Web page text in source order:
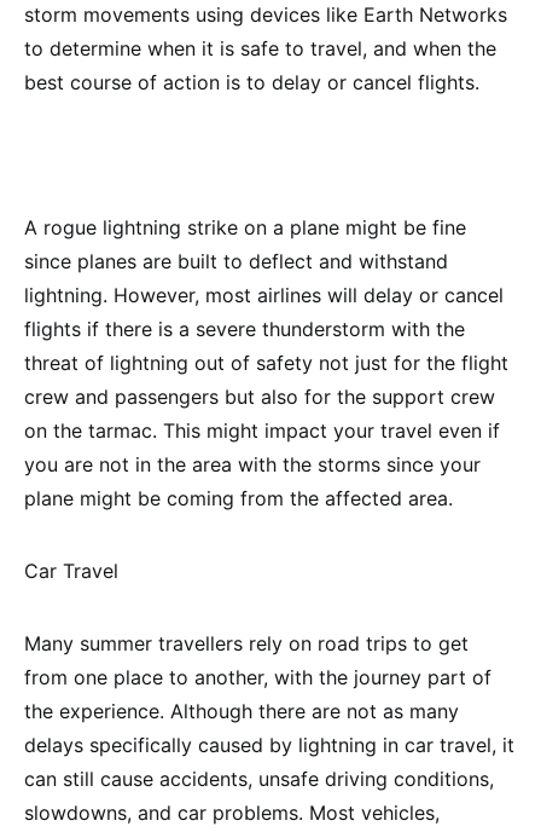
storm movements using devices like Earth Networks
to determine when it is safe to travel, and when the
best course of action is to delay or cancel flights.
A rogue lightning strike on a plane might be fine
since planes are built to deflect and withstand
lightning. However, most airlines will delay or cancel
flights if there is a severe thunderstorm with the
threat of lightning out of safety not just for the flight
crew and passengers but also for the support crew
on the tarmac. This might impact your travel even if
you are not in the area with the storms since your
plane might be coming from the affected area.
Car Travel
Many summer travellers rely on road trips to get
from one place to another, with the journey part of
the experience. Although there are not as many
delays specifically caused by lightning in car travel, it
can still cause accidents, unsafe driving conditions,
slowdowns, and car problems. Most vehicles,